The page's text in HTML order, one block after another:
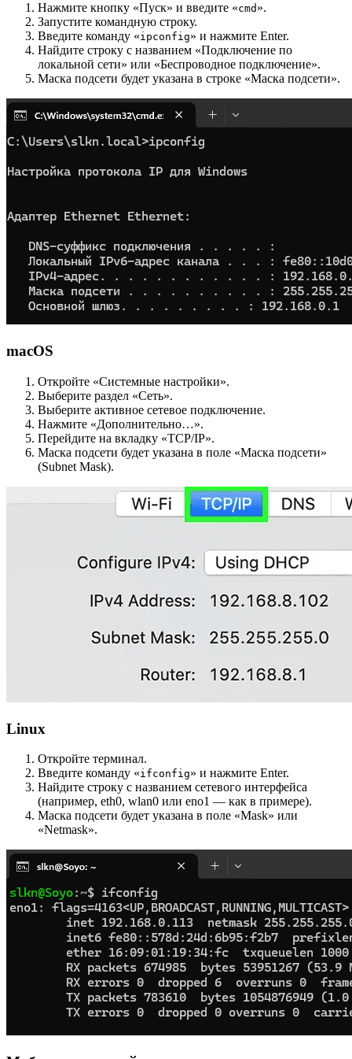
Нажмите кнопку «Пуск» и введите «cmd ».
Запустите командную строку.
Введите команду «ipconfig» и нажмите Enter.
Найдите строку с названием «Подключение по
локальной сети» или «Беспроводное подключение».
Маска подсети будет указана в строке «Маска подсети».
macOS
Откройте «Системные настройки».
Выберите раздел «Сеть».
Выберите активное сетевое подключение.
Нажмите «Дополнительно…».
Перейдите на вкладку «TCP/IP».
Маска подсети будет указана в поле «Маска подсети»
(Subnet Mask).
Linux
Откройте терминал.
Введите команду «ifconfig» и нажмите Enter.
Найдите строку с названием сетевого интерфейса
(например, eth0, wlan0 или eno1 — как в примере).
Маска подсети будет указана в поле «Mask» или
«Netmask».